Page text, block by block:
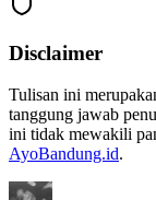
Disclaimer
Tulisan ini
tanggung jawab
ini tidak mewakili
AyoBandung.id.